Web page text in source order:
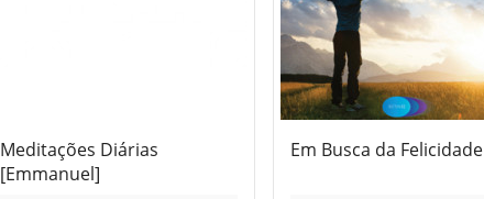
Meditações Diárias
[Emmanuel]
Em Busca da Felicidade